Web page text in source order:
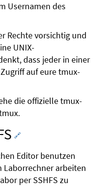
Usernamen des
Rechte vorsichtig und
UNIX-
dass jeder in einer
auf eure tmux-
die offizielle tmux-
🔗
Editor benutzen
arbeiten
per SSHFS zu